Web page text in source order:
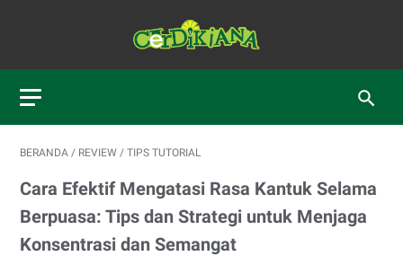
BERANDA / REVIEW / TIPS TUTORIAL
Cara Efektif Mengatasi Rasa Kantuk Selama
Berpuasa: Tips dan Strategi untuk Menjaga
Konsentrasi dan Semangat